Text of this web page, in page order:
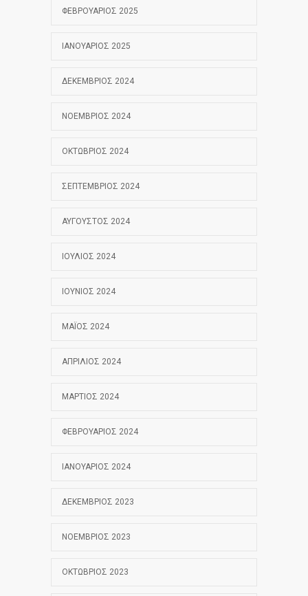
ΦΕΒΡΟΥΆΡΙΟΣ 2025
ΙΑΝΟΥΆΡΙΟΣ 2025
ΔΕΚΈΜΒΡΙΟΣ 2024
ΝΟΈΜΒΡΙΟΣ 2024
ΟΚΤΏΒΡΙΟΣ 2024
ΣΕΠΤΈΜΒΡΙΟΣ 2024
ΑΎΓΟΥΣΤΟΣ 2024
ΙΟΎΛΙΟΣ 2024
ΙΟΎΝΙΟΣ 2024
ΜΆΙΟΣ 2024
ΑΠΡΊΛΙΟΣ 2024
ΜΆΡΤΙΟΣ 2024
ΦΕΒΡΟΥΆΡΙΟΣ 2024
ΙΑΝΟΥΆΡΙΟΣ 2024
ΔΕΚΈΜΒΡΙΟΣ 2023
ΝΟΈΜΒΡΙΟΣ 2023
ΟΚΤΏΒΡΙΟΣ 2023